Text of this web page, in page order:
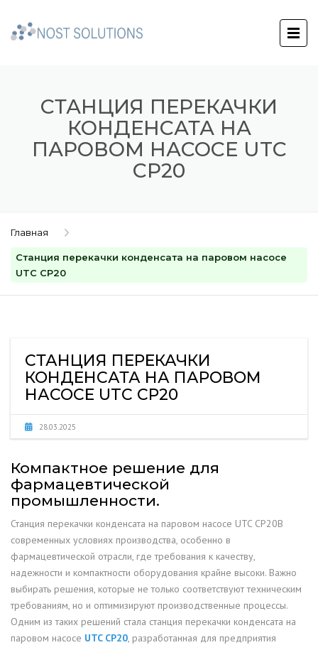
СТАНЦИЯ ПЕРЕКАЧКИ
КОНДЕНСАТА НА
ПАРОВОМ НАСОСЕ UTC
CP20
Главная
Станция перекачки конденсата на паровом насосе
UTC CP20
СТАНЦИЯ ПЕРЕКАЧКИ
КОНДЕНСАТА НА ПАРОВОМ
НАСОСЕ UTC CP20
28.03.2025
Компактное решение для
фармацевтической
промышленности.
Станция перекачки конденсата на паровом насосе UTC CP20В
современных условиях производства, особенно в
фармацевтической отрасли, где требования к качеству,
надежности и компактности оборудования крайне высоки. Важно
выбирать решения, которые не только соответствуют техническим
требованиям, но и оптимизируют производственные процессы.
Одним из таких решений стала станция перекачки конденсата на
паровом насосе UTC CP20, разработанная для предприятия